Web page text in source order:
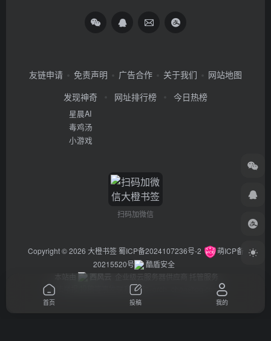
友链申请 免责声明 广告合作 关于我们
网站地图
发现神奇
星晨AI
毒鸡汤
小游戏
网址排行榜 今日热榜
扫码加微信
Copyright © 2026 大橙书签 蜀ICP备2024107236号-2
萌ICP备
20215520号
酷盾安全
本站由
西风云 企业级云服务器供应商 托管服务
违法举报/投稿等事物联系邮箱：arch_chen@qq.com
首页 投稿 我的